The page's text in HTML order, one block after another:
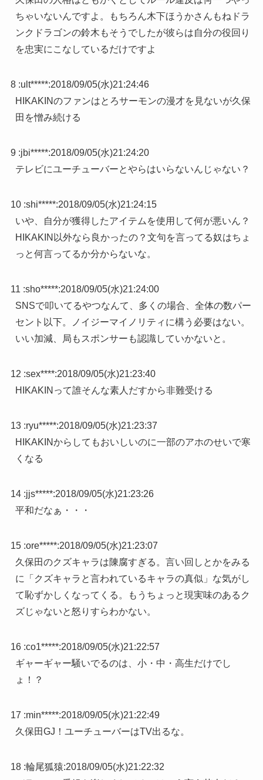
ちゃいないんですよ。もちろん木下ほうかさんもねドラ
ンクドラゴンの鈴木もそうでしたが彼らは自分の役回り
を忠実にこなしているだけですよ
8 :ult*****:2018/09/05(水)21:24:46
HIKAKINのファンはとろサーモンの漫才を見ないが久保
田を憎み続ける
9 :jbi*****:2018/09/05(水)21:24:20
テレビにユーチューバーとやらはいらないんじゃない？
10 :shi*****:2018/09/05(水)21:24:15
いや、自分が獲得したアイテムを使用して何が悪いん？
HIKAKIN以外なら良かったの？文句を言ってる奴はちょ
っと何言ってるか分からないな。
11 :sho*****:2018/09/05(水)21:24:00
SNSで叩いてるやつなんて、多くの場合、全体の数パー
セント以下。ノイジーマイノリティに構う必要はない。
いい加減、局もスポンサーも認識していかないと。
12 :sex****:2018/09/05(水)21:23:40
HIKAKINって誰そんな素人だすから非難受ける
13 :ryu*****:2018/09/05(水)21:23:37
HIKAKINからしてもおいしいのに一部のアホのせいで寒
くなる
14 :jjs*****:2018/09/05(水)21:23:26
平和だなぁ・・・
15 :ore*****:2018/09/05(水)21:23:07
久保田のクズキャラは陳腐すぎる。言い回しとかをみる
に「クズキャラと言われているキャラの真似」な気がし
て恥ずかしくなってくる。もうちょっと現実味のあるク
ズじゃないと怒りすらわかない。
16 :co1*****:2018/09/05(水)21:22:57
ギャーギャー騒いでるのは、小・中・高生だけでし
ょ！？
17 :min*****:2018/09/05(水)21:22:49
久保田GJ！ユーチューバーはTV出るな。
18 :輪尾狐猿:2018/09/05(水)21:22:32